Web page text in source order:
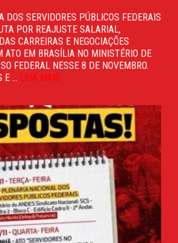
DOS SERVIDORES PÚBLICOS FEDERAIS
POR REAJUSTE SALARIAL,
CARREIRAS E NEGOCIAÇÕES
ATO EM BRASÍLIA NO MINISTÉRIO DE
FEDERAL NESSE 8 DE NOVEMBRO.
E ... LEIA MAIS